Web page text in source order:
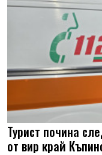
Турист почина
от вир край